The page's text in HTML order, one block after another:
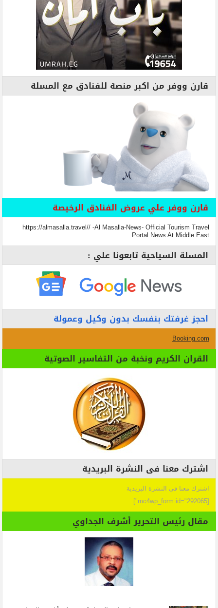
قارن ووفر من اكبر منصة للفنادق مع المسلة
قارن ووفر علي عروض الفنادق الرخيصة
https://almasalla.travel// -Al Masalla-News- Official Tourism Travel
Portal News At Middle East
المسلة السياحية تابعونا علي :
احجز غرفتك بنفسك بدون وكيل وعمولة
Booking.com
القران الكريم ونخبة من التفاسير الصوتية
اشترك معنا فى النشرة البريدية
اشترك معنا فى النشرة البريدية
[mc4wp_form id="292065"]
مقال رئيس التحرير أشرف الجداوي